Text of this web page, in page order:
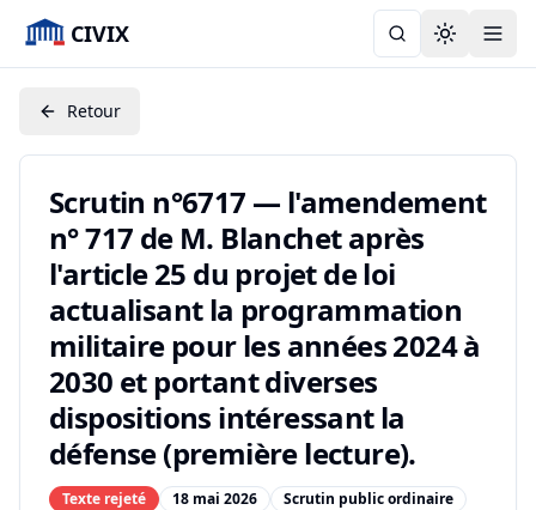
CIVIX Toggle
Retour
Scrutin n°6717 — l'amendement
n° 717 de M. Blanchet après
l'article 25 du projet de loi
actualisant la programmation
militaire pour les années 2024 à
2030 et portant diverses
dispositions intéressant la
défense (première lecture).
Texte rejeté 18 mai 2026 Scrutin public ordinaire